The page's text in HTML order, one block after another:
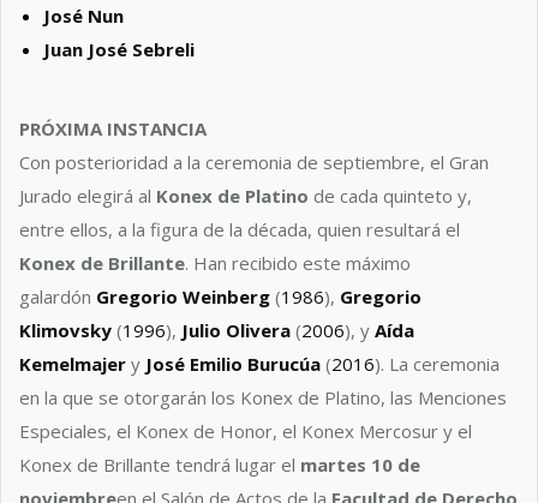
José Nun
Juan José Sebreli
PRÓXIMA INSTANCIA
Con posterioridad a la ceremonia de septiembre, el Gran
Jurado elegirá al Konex de Platino de cada quinteto y,
entre ellos, a la figura de la década, quien resultará el
Konex de Brillante. Han recibido este máximo
galardón Gregorio Weinberg (1986), Gregorio
Klimovsky (1996), Julio Olivera (2006), y Aída
Kemelmajer y José Emilio Burucúa (2016). La ceremonia
en la que se otorgarán los Konex de Platino, las Menciones
Especiales, el Konex de Honor, el Konex Mercosur y el
Konex de Brillante tendrá lugar el martes 10 de
noviembreen el Salón de Actos de la Facultad de Derecho